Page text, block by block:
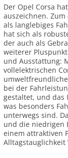
Der Opel Corsa
auszeichnen.
als langlebiges
hat sich als
der auch als
weiterer
und Ausstattung:
vollelektrischen
bei der
gestaltet, und das
was besonders
unterwegs sind.
und die niedrigen
einem attraktiven
Alltagstauglichkeit